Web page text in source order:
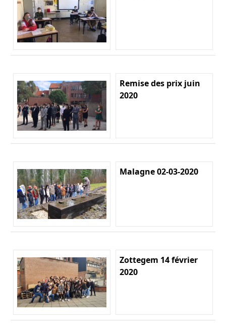
Remise des prix juin
2020
Malagne 02-03-2020
Zottegem 14 février
2020